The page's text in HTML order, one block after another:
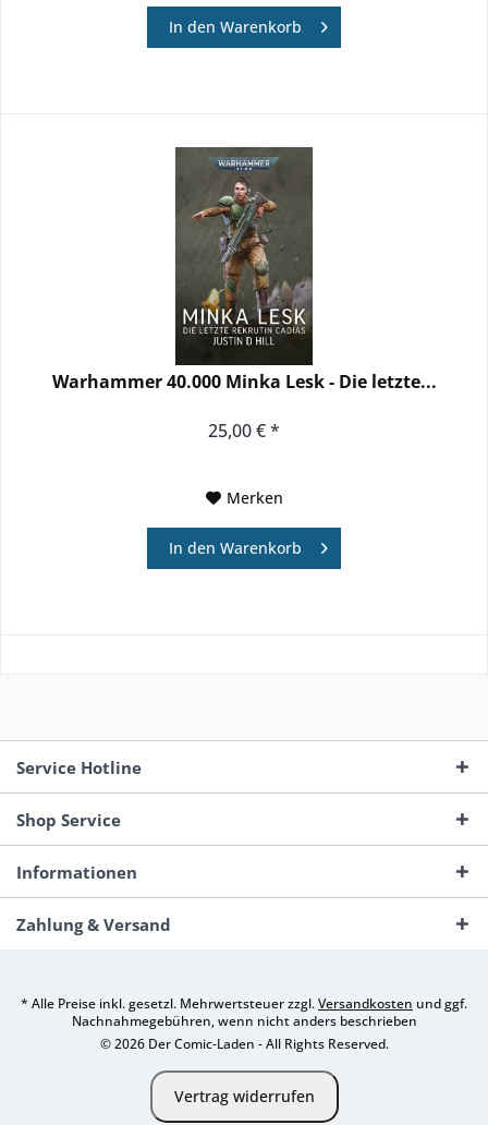
In den Warenkorb
Warhammer 40.000 Minka Lesk - Die letzte...
25,00 € *
Merken
In den Warenkorb
Service Hotline
Shop Service
Informationen
Zahlung & Versand
* Alle Preise inkl. gesetzl. Mehrwertsteuer zzgl.Versandkosten und ggf.
Nachnahmegebühren, wenn nicht anders beschrieben
© 2026 Der Comic-Laden - All Rights Reserved.
Vertrag widerrufen